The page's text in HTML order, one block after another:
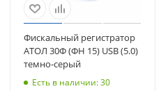
Фискальный регистратор
АТОЛ 30Ф (ФН 15) USB (5.0)
темно-серый
Есть в наличии: 30